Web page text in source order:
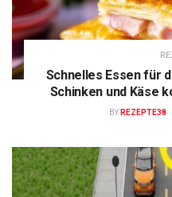
Schnelles Essen für
Schinken und Käse
BY REZEPTE38